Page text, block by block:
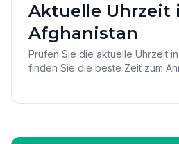
Aktuelle Uhrzeit
Afghanistan
Prüfen Sie die aktuelle Uhrzeit
finden Sie die beste Zeit zum